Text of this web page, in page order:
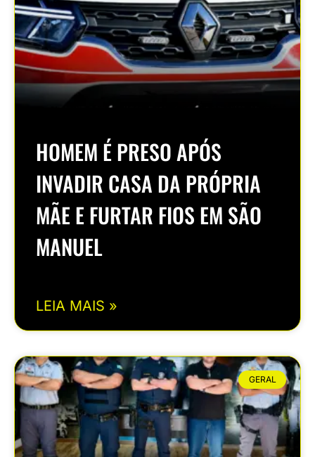
HOMEM É PRESO APÓS
INVADIR CASA DA PRÓPRIA
MÃE E FURTAR FIOS EM SÃO
MANUEL
LEIA MAIS »
GERAL